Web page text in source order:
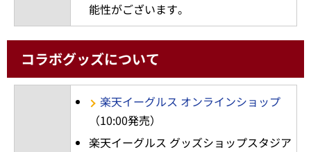
能性がございます。
コラボグッズについて
楽天イーグルス オンラインショップ
（10:00発売）
楽天イーグルス グッズショップスタジア